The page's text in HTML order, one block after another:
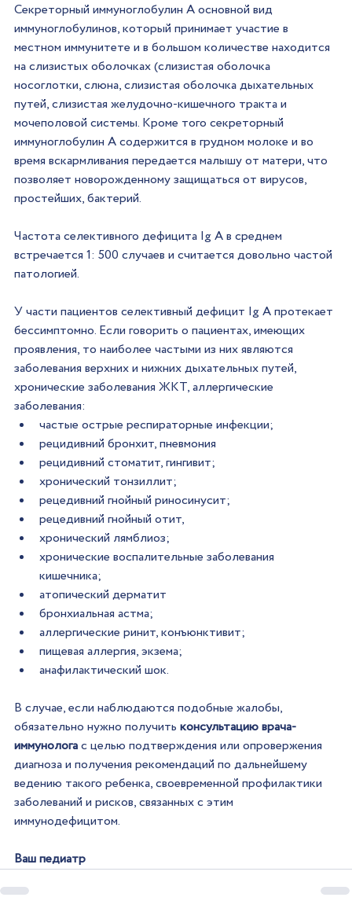
Секреторный иммуноглобулин А основной вид
иммуноглобулинов, который принимает участие в
местном иммунитете и в большом количестве находится
на слизистых оболочках (слизистая оболочка
носоглотки, слюна, слизистая оболочка дыхательных
путей, слизистая желудочно-кишечного тракта и
мочеполовой системы. Кроме того секреторный
иммуноглобулин А содержится в грудном молоке и во
время вскармливания передается малышу от матери, что
позволяет новорожденному защищаться от вирусов,
простейших, бактерий.
Частота селективного дефицита Ig A в среднем
встречается 1: 500 случаев и считается довольно частой
патологией.
У части пациентов селективный дефицит Ig A протекает
бессимптомно. Если говорить о пациентах, имеющих
проявления, то наиболее частыми из них являются
заболевания верхних и нижних дыхательных путей,
хронические заболевания ЖКТ, аллергические
заболевания:
частые острые респираторные инфекции;
рецидивний бронхит, пневмония
рецидивний стоматит, гингивит;
хронический тонзиллит;
рецедивний гнойный риносинусит;
рецедивний гнойный отит,
хронический лямблиоз;
хронические воспалительные заболевания
кишечника;
атопический дерматит
бронхиальная астма;
аллергические ринит, конъюнктивит;
пищевая аллергия, экзема;
анафилактический шок.
В случае, если наблюдаются подобные жалобы,
обязательно нужно получить консультацию врача-
иммунолога с целью подтверждения или опровержения
диагноза и получения рекомендаций по дальнейшему
ведению такого ребенка, своевременной профилактики
заболеваний и рисков, связанных с этим
иммунодефицитом.
Ваш педиатр